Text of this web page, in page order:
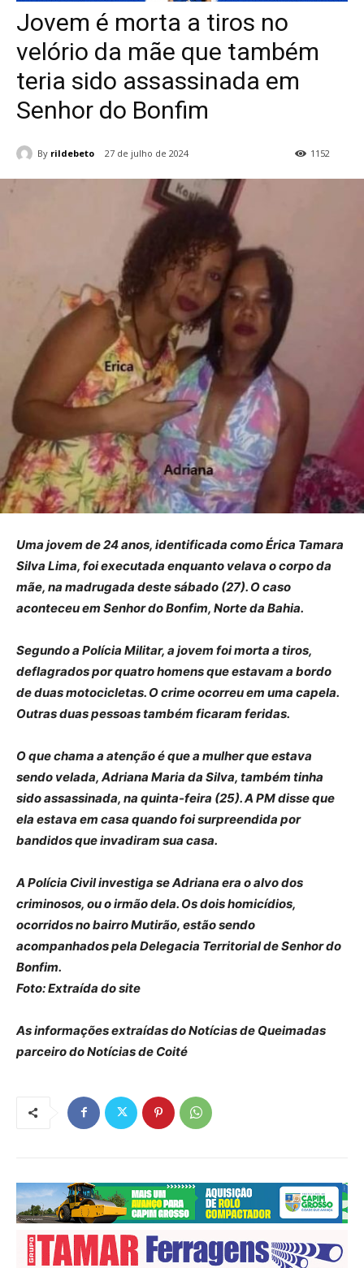
Jovem é morta a tiros no
velório da mãe que também
teria sido assassinada em
Senhor do Bonfim
By rildebeto 27 de julho de 2024 1152
Uma jovem de 24 anos, identificada como Érica Tamara
Silva Lima, foi executada enquanto velava o corpo da
mãe, na madrugada deste sábado (27). O caso
aconteceu em Senhor do Bonfim, Norte da Bahia.
Segundo a Polícia Militar, a jovem foi morta a tiros,
deflagrados por quatro homens que estavam a bordo
de duas motocicletas. O crime ocorreu em uma capela.
Outras duas pessoas também ficaram feridas.
O que chama a atenção é que a mulher que estava
sendo velada, Adriana Maria da Silva, também tinha
sido assassinada, na quinta-feira (25). A PM disse que
ela estava em casa quando foi surpreendida por
bandidos que invadiram sua casa.
A Polícia Civil investiga se Adriana era o alvo dos
criminosos, ou o irmão dela. Os dois homicídios,
ocorridos no bairro Mutirão, estão sendo
acompanhados pela Delegacia Territorial de Senhor do
Bonfim.
Foto: Extraída do site
As informações extraídas do Notícias de Queimadas
parceiro do Notícias de Coité